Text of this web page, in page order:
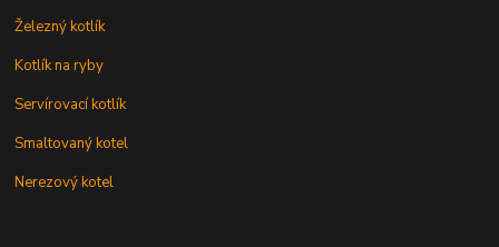
Železný kotlík
Kotlík na ryby
Servírovací kotlík
Smaltovaný kotel
Nerezový kotel